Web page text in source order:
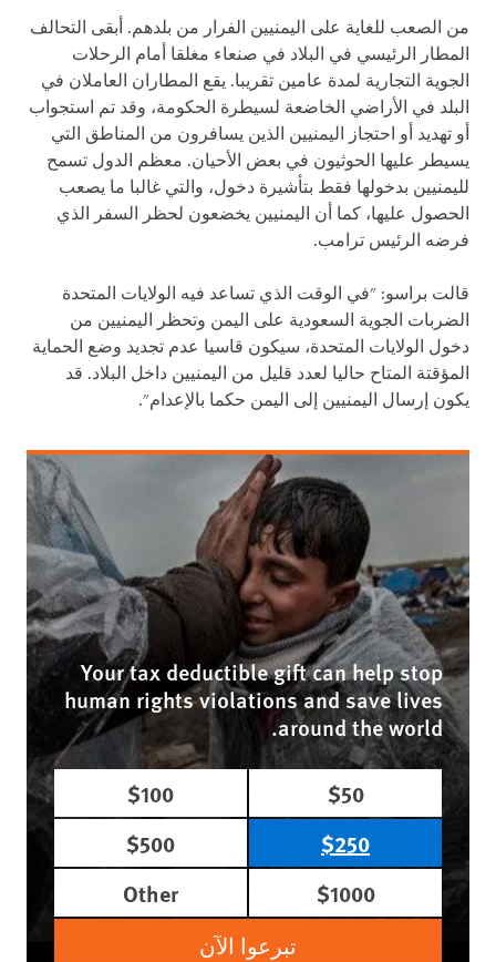
من الصعب للغاية على اليمنيين الفرار من بلدهم. أبقى التحالف
المطار الرئيسي في البلاد في صنعاء مغلقا أمام الرحلات
الجوية التجارية لمدة عامين تقريبا. يقع المطاران العاملان في
البلد في الأراضي الخاضعة لسيطرة الحكومة، وقد تم استجواب
أو تهديد أو احتجاز اليمنيين الذين يسافرون من المناطق التي
يسيطر عليها الحوثيون في بعض الأحيان. معظم الدول تسمح
لليمنيين بدخولها فقط بتأشيرة دخول، والتي غالبا ما يصعب
الحصول عليها، كما أن اليمنيين يخضعون لحظر السفر الذي
فرضه الرئيس ترامب.
قالت براسو: "في الوقت الذي تساعد فيه الولايات المتحدة
الضربات الجوية السعودية على اليمن وتحظر اليمنيين من
دخول الولايات المتحدة، سيكون قاسيا عدم تجديد وضع الحماية
المؤقتة المتاح حاليا لعدد قليل من اليمنيين داخل البلاد. قد
يكون إرسال اليمنيين إلى اليمن حكما بالإعدام".
Your tax deductible gift can help stop
human rights violations and save lives
around the world.
$50
$100
$250
$500
$1000
Other
تبرعوا الآن